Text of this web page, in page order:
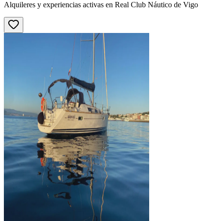
Alquileres y experiencias activas en Real Club Náutico de Vigo